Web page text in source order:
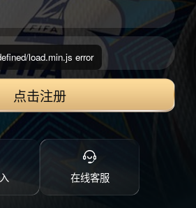
点击注册
在线客服
load.min.js error